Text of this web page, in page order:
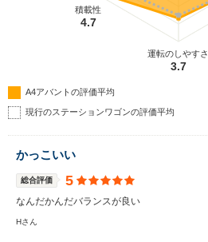
運転のしやすさ
3.7
積載性
4.7
A4アバントの評価平均
現行のステーションワゴンの評価平均
かっこいい
総合評価 5
なんだかんだバランスが良い
Hさん